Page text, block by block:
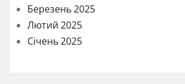
Березень 2025
Лютий 2025
Січень 2025